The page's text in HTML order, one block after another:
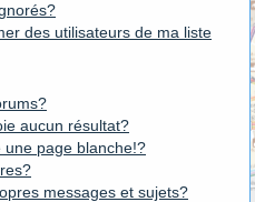
des utilisateurs de ma liste
aucun résultat?
page blanche!?
messages et sujets?